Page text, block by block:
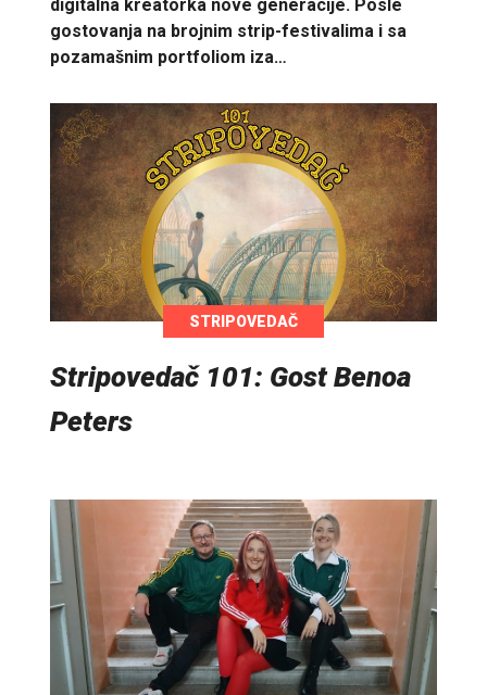
digitalna kreatorka nove generacije. Posle
gostovanja na brojnim strip-festivalima i sa
pozamašnim portfoliom iza…
STRIPOVEDAČ
Stripovedač 101: Gost Benoa
Peters